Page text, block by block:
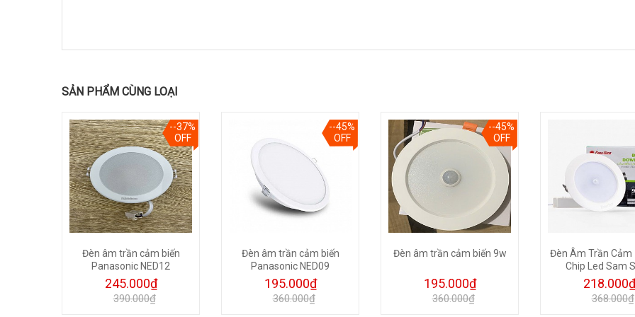
SẢN PHẨM CÙNG LOẠI
--37%
OFF
Đèn âm trần cảm biến
Panasonic NED12
245.000₫
390.000₫
--45%
OFF
Đèn âm trần cảm biến
Panasonic NED09
195.000₫
360.000₫
--45%
OFF
Đèn âm trần cảm biến 9w
195.000₫
360.000₫
Đèn Âm Trần Cảm
Chip Led Sam
218.000₫
368.000₫